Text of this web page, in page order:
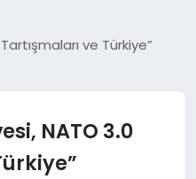
ve Türkiye”
NATO 3.0